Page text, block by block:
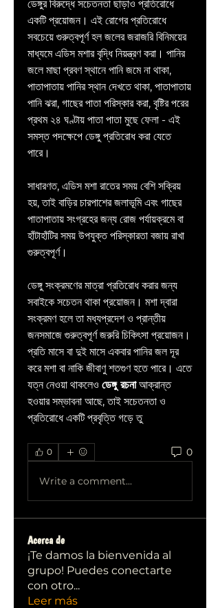
ডেঙ্গুর বিরুদ্ধে সচেতনতা ছাড়াও প্রতিরোধে
একটি প্রয়োজন। এই রোগের প্রতিরোধে
সবচেয়ে গুরুত্বপূর্ণ হল জলের জরাজরি বিনিময়ের
মাধ্যমে এডিস মশার বৃদ্ধি নিয়ন্ত্রণ করা। পানির
জলে মাছা প্রবণ স্থানে পানি জমে না থাকা,
পাতাপাতায় পানির স্থান দেখতে থাকা, পাতাপাতায়
পানি ঝরা, গাছের পাতা পরিস্কার করা, বৃষ্টির পরের
প্রথম ২৪ ঘণ্টায় পাতা পাতা মুছে ফেলা - এই
সমস্ত পদক্ষেপে ডেঙ্গু প্রতিরোধ করা যেতে
পারে।
সাধারণত, এডিস মশা রাতের সময় বেশি সক্রিয়
হয়, তাই বাড়ির চারপাশের জলাভূমি এবং গাছের
পাতাপাতায় সংগ্রহের জন্য রোজ পর্যায়ক্রমে বা
হাঁটাহাঁটির সময় উপযুক্ত পরিস্কারতা বজায় রাখা
গুরুত্বপূর্ণ।
ডেঙ্গু সংক্রমণের মাত্রা প্রতিরোধ করার জন্য
সবাইকে সচেতন থাকা প্রয়োজন। মশা দ্বারা
সংক্রমণ হলে তা মধ্যপ্রদেশ ও প্রান্তীয়
জনসমাজে গুরুত্বপূর্ণ জরুরি চিকিৎসা প্রয়োজন।
প্রতি মাসে বা দুই মাসে একবার পানির জল দূর
করে মশা বা নাকি জীবাণু শতগুণ হতে পারে। এতে
যত্ন নেওয়া থাকলেও ডেঙ্গু রচনা আক্রান্ত
হওয়ার সম্ভাবনা আছে, তাই সচেতনতা ও
প্রতিরোধে একটি প্রবৃত্তি গড়ে তু
0 0
Write a comment...
Acerca de
¡Te damos la bienvenida al
grupo! Puedes conectarte
con otro...
Leer más